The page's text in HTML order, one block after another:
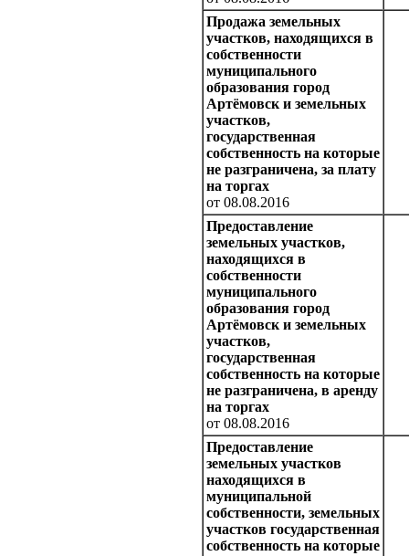
Продажа земельных
участков, находящихся в
собственности
муниципального
образования город
Артёмовск и земельных
участков,
государственная
собственность на которые
не разграничена, за плату
на торгах
от 08.08.2016
Предоставление
земельных участков,
находящихся в
собственности
муниципального
образования город
Артёмовск и земельных
участков,
государственная
собственность на которые
не разграничена, в аренду
на торгах
от 08.08.2016
Предоставление
земельных участков
находящихся в
муниципальной
собственности, земельных
участков государственная
собственность на которые